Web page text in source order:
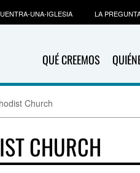
QUÉ CREEMOS
UNA-IGLESIA LA
Church
CHURCH